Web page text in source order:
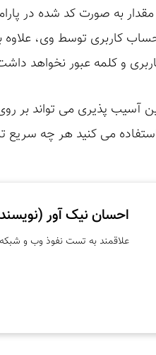
و کلمه عبور نخواهد
استفاده می کنید هر چه سریع
احسان نیک آور
علاقمند به تست نفوذ وب و